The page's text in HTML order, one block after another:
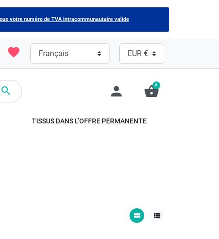
votre numéro de TVA intracommunautaire valide
favorite
 person shopping_basket
0
TISSUS DANS L’OFFRE PERMANENTE
view_module view_list